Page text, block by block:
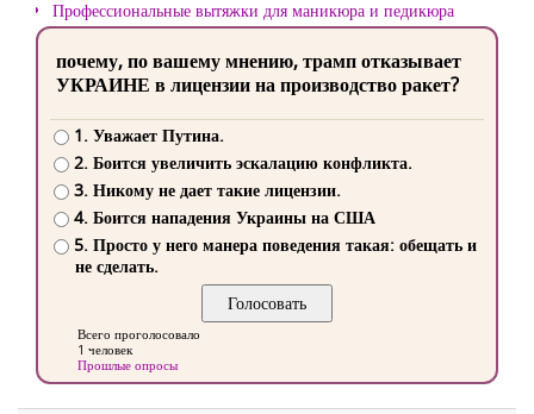
Профессиональные вытяжки для маникюра и педикюра
почему, по вашему мнению, трамп отказывает
УКРАИНЕ в лицензии на производство ракет?
1. Уважает Путина.
2. Боится увеличить эскалацию конфликта.
3. Никому не дает такие лицензии.
4. Боится нападения Украины на США
5. Просто у него манера поведения такая: обещать и
не сделать.
Всего проголосовало
1 человек
Прошлые опросы